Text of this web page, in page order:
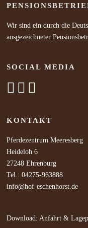
Wir sind ein durch die
ausgezeichneter
SOCIAL MEDIA
KONTAKT
Pferdezentrum Meeresberg
Heideloh 6
27248 Ehrenburg
Tel.: 04275-963888
info@hof-eschenhorst.de
Download: Anfahrt &